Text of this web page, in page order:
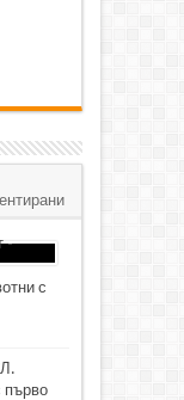
с
първо